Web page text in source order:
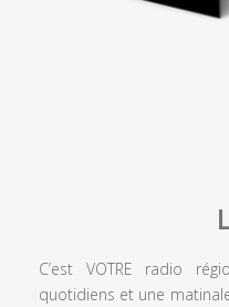
C’est VOTRE radio
quotidiens et une